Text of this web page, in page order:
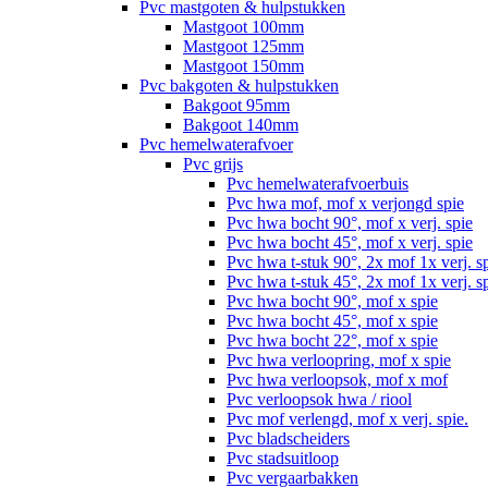
Pvc mastgoten & hulpstukken
Mastgoot 100mm
Mastgoot 125mm
Mastgoot 150mm
Pvc bakgoten & hulpstukken
Bakgoot 95mm
Bakgoot 140mm
Pvc hemelwaterafvoer
Pvc grijs
Pvc hemelwaterafvoerbuis
Pvc hwa mof, mof x verjongd spie
Pvc hwa bocht 90°, mof x verj. spie
Pvc hwa bocht 45°, mof x verj. spie
Pvc hwa t-stuk 90°, 2x mof 1x verj.
Pvc hwa t-stuk 45°, 2x mof 1x verj.
Pvc hwa bocht 90°, mof x spie
Pvc hwa bocht 45°, mof x spie
Pvc hwa bocht 22°, mof x spie
Pvc hwa verloopring, mof x spie
Pvc hwa verloopsok, mof x mof
Pvc verloopsok hwa / riool
Pvc mof verlengd, mof x verj. spie.
Pvc bladscheiders
Pvc stadsuitloop
Pvc vergaarbakken